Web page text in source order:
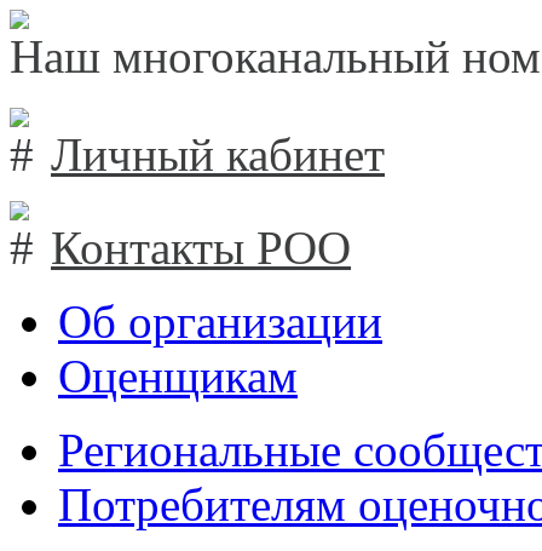
Наш многоканальный
Личный кабинет
Контакты РОО
Об организации
Оценщикам
Региональные
Потребителям